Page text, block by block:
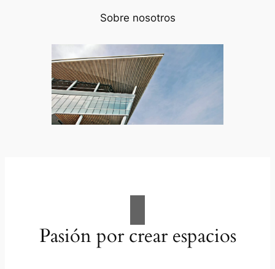
Sobre nosotros
Pasión por crear espacios